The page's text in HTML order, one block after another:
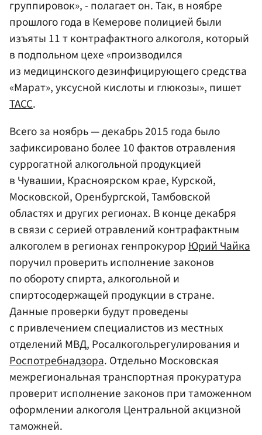
группировок», - полагает он. Так, в ноябре
прошлого года в Кемерове полицией были
изъяты 11 т контрафактного алкоголя, который
в подпольном цехе «производился
из медицинского дезинфицирующего средства
«Марат», уксусной кислоты и глюкозы», пишет
ТАСС.
Всего за ноябрь — декабрь 2015 года было
зафиксировано более 10 фактов отравления
суррогатной алкогольной продукцией
в Чувашии, Красноярском крае, Курской,
Московской, Оренбургской, Тамбовской
областях и других регионах. В конце декабря
в связи с серией отравлений контрафактным
алкоголем в регионах генпрокурорЮрий Чайка
поручил проверить исполнение законов
по обороту спирта, алкогольной и
спиртосодержащей продукции в стране.
Данные проверки будут проведены
с привлечением специалистов из местных
отделений МВД, Росалкогольрегулирования и
Роспотребнадзора. Отдельно Московская
межрегиональная транспортная прокуратура
проверит исполнение законов при таможенном
оформлении алкоголя Центральной акцизной
таможней.